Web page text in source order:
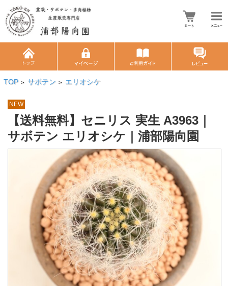
TOP > サボテン > エリオシケ
NEW
【送料無料】セニリス 実生 A3963｜
サボテン エリオシケ｜浦部陽向園